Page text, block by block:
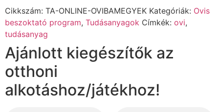
Cikkszám: TA-ONLINE-OVIBAMEGYEK Kategóriák: Ovis
beszoktató program, Tudásanyagok Címkék: ovi,
tudásanyag
Ajánlott kiegészítők az
otthoni
alkotáshoz/játékhoz!